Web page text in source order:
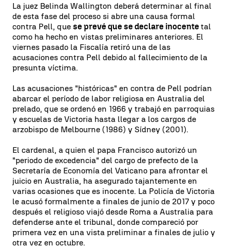
La juez Belinda Wallington deberá determinar al final
de esta fase del proceso si abre una causa formal
contra Pell, que se prevé que se declare inocente tal
como ha hecho en vistas preliminares anteriores. El
viernes pasado la Fiscalía retiró una de las
acusaciones contra Pell debido al fallecimiento de la
presunta víctima.
Las acusaciones "históricas" en contra de Pell podrían
abarcar el período de labor religiosa en Australia del
prelado, que se ordenó en 1966 y trabajó en parroquias
y escuelas de Victoria hasta llegar a los cargos de
arzobispo de Melbourne (1986) y Sídney (2001).
El cardenal, a quien el papa Francisco autorizó un
"periodo de excedencia" del cargo de prefecto de la
Secretaría de Economía del Vaticano para afrontar el
juicio en Australia, ha asegurado tajantemente en
varias ocasiones que es inocente. La Policía de Victoria
le acusó formalmente a finales de junio de 2017 y poco
después el religioso viajó desde Roma a Australia para
defenderse ante el tribunal, donde compareció por
primera vez en una vista preliminar a finales de julio y
otra vez en octubre.